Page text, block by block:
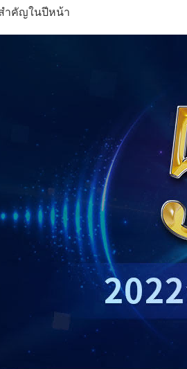
ำคัญในปีหน้า